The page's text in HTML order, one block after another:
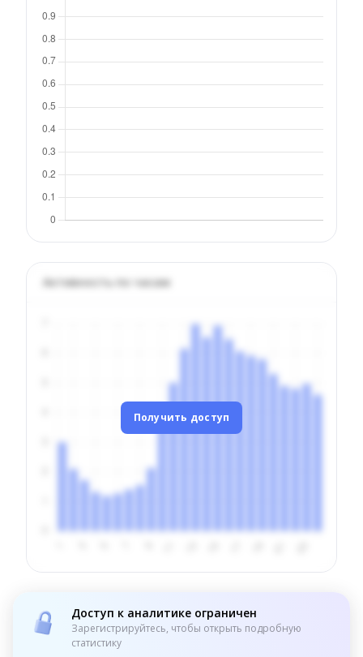
Активность по часам
Получить доступ
Доступ к аналитике ограничен
Зарегистрируйтесь, чтобы открыть подробную
статистику